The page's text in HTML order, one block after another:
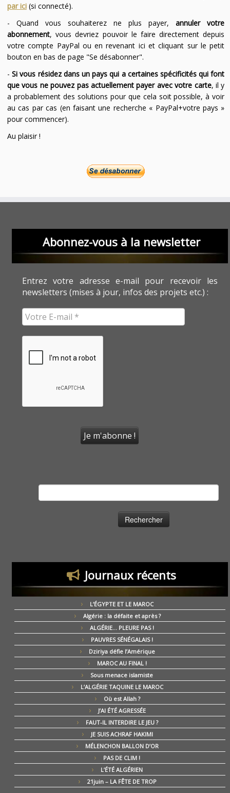
par ici(si connecté).
- Quand vous souhaiterez ne plus payer,annuler votre
abonnement, vous devriez pouvoir le faire directement depuis
votre compte PayPal ou en revenant ici et cliquant sur le petit
bouton en bas de page "Se désabonner".
-Si vous résidez dans un pays qui a certaines spécificités qui font
que vous ne pouvez pas actuellement payer avec votre carte, il y
a probablement des solutions pour que cela soit possible, à voir
au cas par cas (en faisant une recherche « PayPal+votre pays »
pour commencer).
Au plaisir !
Abonnez-vous à la newsletter
Entrez votre adresse e-mail pour recevoir les
newsletters (mises à jour, infos des projets etc.) :
Journaux récents
L’ÉGYPTE ET LE MAROC
Algérie : la défaite et après ?
ALGÉRIE… PLEURE PAS !
PAUVRES SÉNÉGALAIS !
Dziriya défie l’Amérique
MAROC AU FINAL !
Sous menace islamiste
L’ALGÉRIE TAQUINE LE MAROC
Où est Allah ?
J’AI ÉTÉ AGRESSÉE
FAUT-IL INTERDIRE LE JEU ?
JE SUIS ACHRAF HAKIMI
MÉLENCHON BALLON D’OR
PAS DE CLIM !
L’ÉTÉ ALGÉRIEN
21juin – LA FÊTE DE TROP